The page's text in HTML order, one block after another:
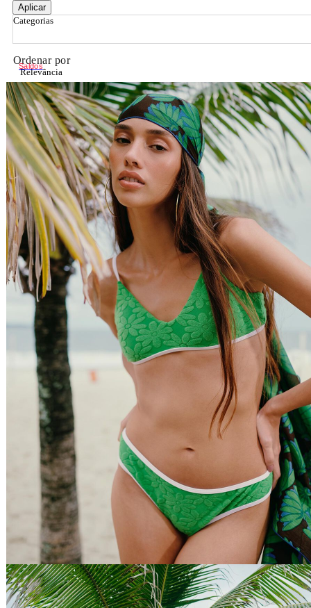
Aplicar
Categorias
Ordenar por
Relevância
Relevância
Preço Crescente
Preço Decrescente
Nome do Produto A - Z
Nome do Produto Z - A
Filtrar & Ordenar
Saldos